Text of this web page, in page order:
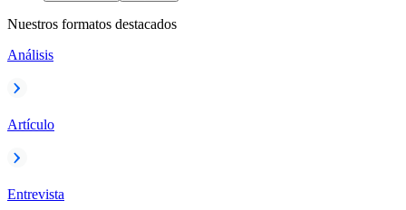
Nuestros formatos destacados
Análisis
Artículo
Entrevista